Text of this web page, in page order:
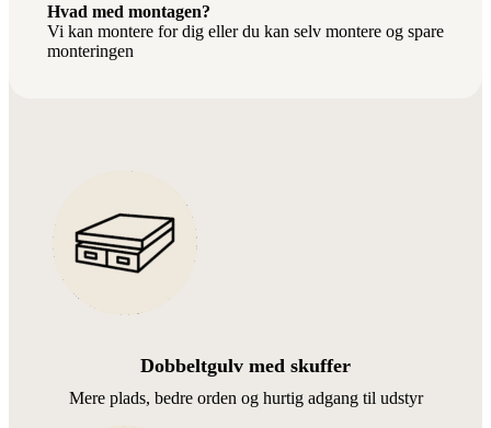
Hvad med montagen?
Vi kan montere for dig eller du kan selv montere og spare
monteringen
Dobbeltgulv med skuffer
Mere plads, bedre orden og hurtig adgang til udstyr